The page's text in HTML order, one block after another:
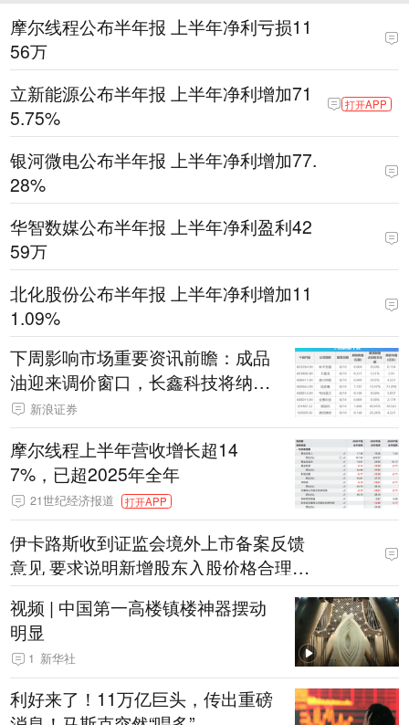
摩尔线程公布半年报 上半年净利亏损11
56万
立新能源公布半年报 上半年净利增加71
5.75%
打开APP
银河微电公布半年报 上半年净利增加77.
28%
华智数媒公布半年报 上半年净利盈利42
59万
北化股份公布半年报 上半年净利增加11
1.09%
下周影响市场重要资讯前瞻：成品
油迎来调价窗口，长鑫科技将纳入
重要指数，宇树科技、绿控传动，
明天打新！
新浪证券
摩尔线程上半年营收增长超14
7%，已超2025年全年
21世纪经济报道 打开APP
伊卡路斯收到证监会境外上市备案反馈
意见 要求说明新增股东入股价格合理性
等七项问题
视频 | 中国第一高楼镇楼神器摆动
明显
1 新华社
利好来了！11万亿巨头，传出重磅